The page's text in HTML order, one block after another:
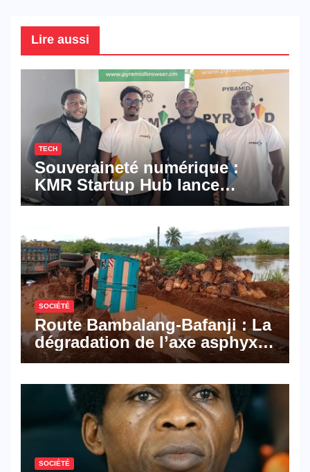
Lire aussi
TECH
Souveraineté numérique :
KMR Startup Hub lance
Pyramid Browser et Pyramid
numériques made in
Cameroon
SOCIÉTÉ
Route Bambalang-Bafanji : La
dégradation de l’axe asphyxie
les activités économiques
SOCIÉTÉ